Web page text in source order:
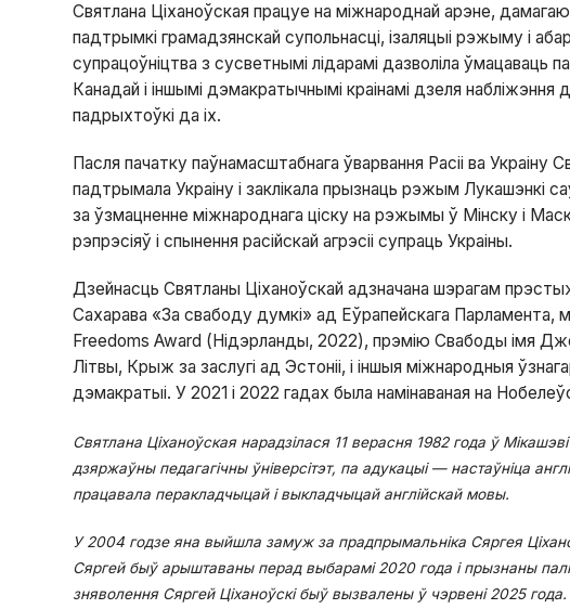
Святлана Ціханоўская працуе на міжнароднай арэне,
падтрымкі грамадзянскай супольнасці, ізаляцыі рэжыму і
супрацоўніцтва з сусветнымі лідарамі дазволіла ўмацаваць
Канадай і іншымі дэмакратычнымі краінамі дзеля
падрыхтоўкі да іх.
Пасля пачатку паўнамасштабнага ўварвання Расіі ва Украіну
падтрымала Украіну і заклікала прызнаць рэжым Лукашэнкі
за ўзмацненне міжнароднага ціску на рэжымы ў Мінску і
рэпрэсіяў і спынення расійскай агрэсіі супраць Украіны.
Дзейнасць Святланы Ціханоўскай адзначана шэрагам
Сахарава «За свабоду думкі» ад Еўрапейскага Парламента,
Freedoms Award (Нідэрланды, 2022), прэмію Свабоды імя
Літвы, Крыж за заслугі ад Эстоніі, і іншыя міжнародныя
дэмакратыі. У 2021 і 2022 гадах была намінаваная на
Святлана Ціханоўская нарадзілася 11 верасня 1982 года ў
дзяржаўны педагагічны ўніверсітэт, па адукацыі — настаўніца
працавала перакладчыцай і выкладчыцай англійскай мовы.
У 2004 годзе яна выйшла замуж за прадпрымальніка Сяргея
Сяргей быў арыштаваны перад выбарамі 2020 года і прызнаны
зняволення Сяргей Ціханоўскі быў вызвалены ў чэрвені 2025